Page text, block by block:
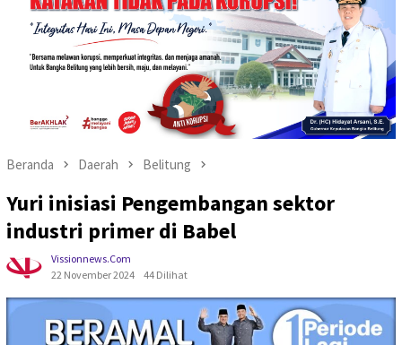
Beranda Daerah Belitung
Yuri inisiasi Pengembangan sektor
industri primer di Babel
Vissionnews.com
22 November 2024
44 Dilihat